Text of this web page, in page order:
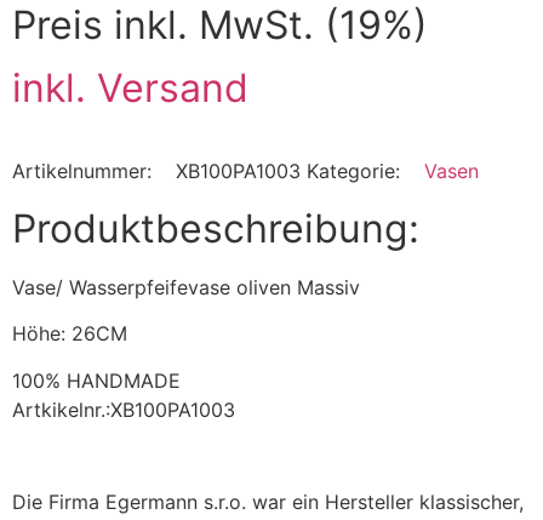
Preis inkl. MwSt. (19%)
inkl. Versand
Artikelnummer: XB100PA1003 Kategorie: Vasen
Produktbeschreibung:
Vase/ Wasserpfeifevase oliven Massiv
Höhe: 26CM
100% HANDMADE
Artkikelnr.:XB100PA1003
Die Firma Egermann s.r.o. war ein Hersteller klassischer,